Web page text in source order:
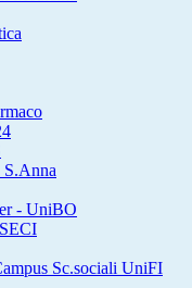
S.Anna
- UniBO
Sc.sociali UniFI